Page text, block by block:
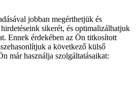
jobban megérthetjük és
sikerét, és optimalizálhatjuk
Ennek érdekében az Ön titkosított
a következő külső
már használja szolgáltatásaikat: